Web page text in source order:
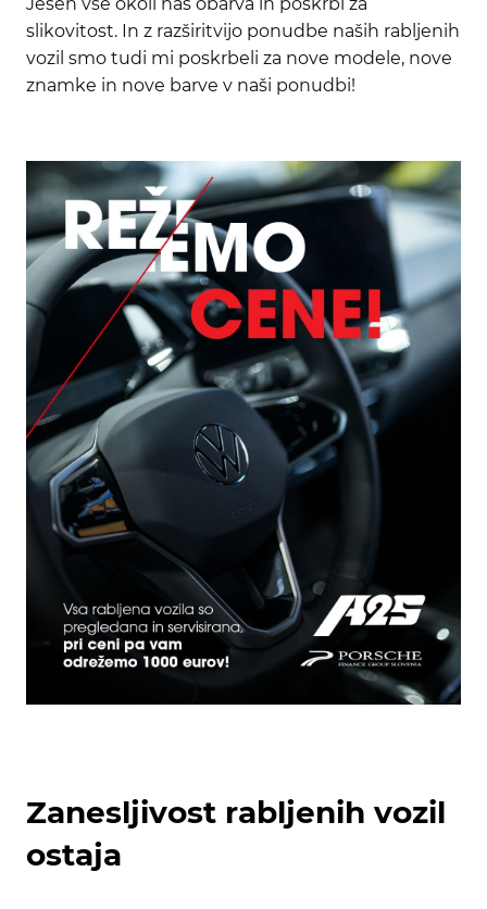
slikovitost. In z razširitvijo ponudbe naših rabljenih
vozil smo tudi mi poskrbeli za nove modele, nove
znamke in nove barve v naši ponudbi!
Zanesljivost rabljenih vozil
ostaja